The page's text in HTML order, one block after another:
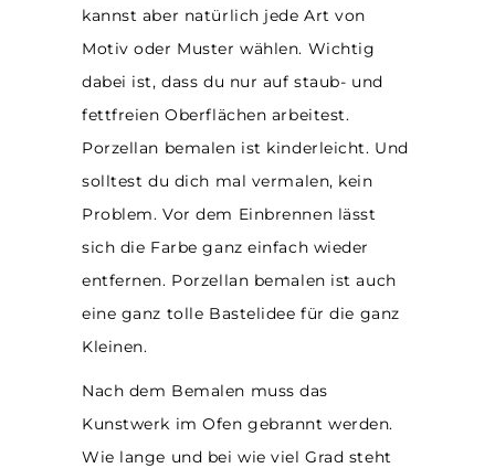
kannst aber natürlich jede Art von
Motiv oder Muster wählen. Wichtig
dabei ist, dass du nur auf staub- und
fettfreien Oberflächen arbeitest.
Porzellan bemalen ist kinderleicht. Und
solltest du dich mal vermalen, kein
Problem. Vor dem Einbrennen lässt
sich die Farbe ganz einfach wieder
entfernen. Porzellan bemalen ist auch
eine ganz tolle Bastelidee für die ganz
Kleinen.
Nach dem Bemalen muss das
Kunstwerk im Ofen gebrannt werden.
Wie lange und bei wie viel Grad steht